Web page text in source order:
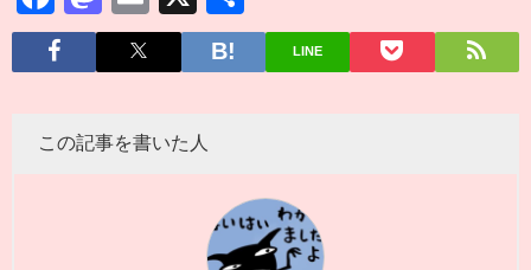
有
LINE
この記事を書いた人